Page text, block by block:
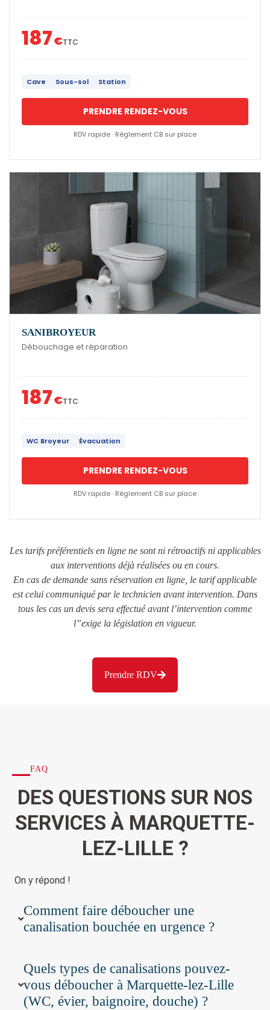
187€TTC
Cave Sous-sol Station
PRENDRE RENDEZ-VOUS
RDV rapide · Règlement CB sur place
SANIBROYEUR
Débouchage et réparation
187€TTC
WC Broyeur Évacuation
PRENDRE RENDEZ-VOUS
RDV rapide · Règlement CB sur place
Les tarifs préférentiels en ligne ne sont ni rétroactifs ni applicables
aux interventions déjà réalisées ou en cours.
En cas de demande sans réservation en ligne, le tarif applicable
est celui communiqué par le technicien avant intervention. Dans
tous les cas un devis sera effectué avant l’intervention comme
l”exige la législation en vigueur.
Prendre RDV
FAQ
DES QUESTIONS SUR NOS
SERVICES À MARQUETTE-
LEZ-LILLE ?
On y répond !
Comment faire déboucher une
canalisation bouchée en urgence ?
Quels types de canalisations pouvez-
vous déboucher à Marquette-lez-Lille
(WC, évier, baignoire, douche) ?